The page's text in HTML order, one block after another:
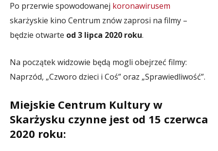
Po przerwie spowodowanej koronawirusem
skarżyskie kino Centrum znów zaprosi na filmy –
będzie otwarte od 3 lipca 2020 roku.
Na początek widzowie będą mogli obejrzeć filmy:
Naprzód, „Czworo dzieci i Coś” oraz „Sprawiedliwość”.
Miejskie Centrum Kultury w
Skarżysku czynne jest od 15 czerwca
2020 roku: